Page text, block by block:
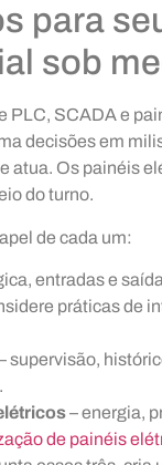
para
sob
PLC, SCADA e
decisões em
atua. Os painéis
do turno.
de cada um:
entradas e
práticas de
supervisão,
– energia,
de painéis